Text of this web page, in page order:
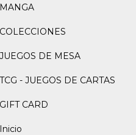
MANGA
COLECCIONES
JUEGOS DE MESA
TCG - JUEGOS DE CARTAS
GIFT CARD
Inicio